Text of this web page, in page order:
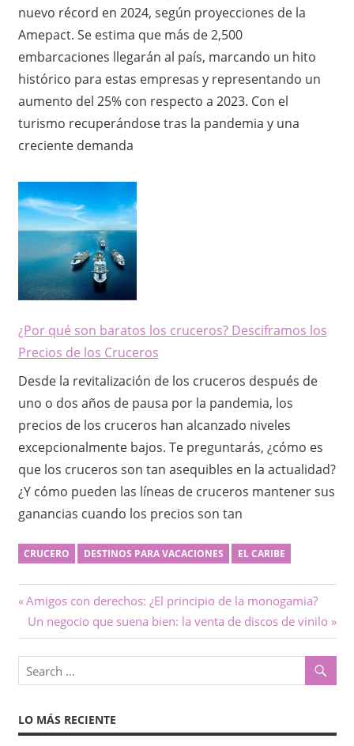
nuevo récord en 2024, según proyecciones de la
Amepact. Se estima que más de 2,500
embarcaciones llegarán al país, marcando un hito
histórico para estas empresas y representando un
aumento del 25% con respecto a 2023. Con el
turismo recuperándose tras la pandemia y una
creciente demanda
¿Por qué son baratos los cruceros? Desciframos los
Precios de los Cruceros
Desde la revitalización de los cruceros después de
uno o dos años de pausa por la pandemia, los
precios de los cruceros han alcanzado niveles
excepcionalmente bajos. Te preguntarás, ¿cómo es
que los cruceros son tan asequibles en la actualidad?
¿Y cómo pueden las líneas de cruceros mantener sus
ganancias cuando los precios son tan
CRUCERO DESTINOS PARA VACACIONES EL CARIBE
Navegación
de
entradas
Previous
Post:
Amigos con derechos: ¿El principio de la monogamia?
Next
Post:
Un negocio que suena bien: la venta de discos de vinilo
LO MÁS RECIENTE